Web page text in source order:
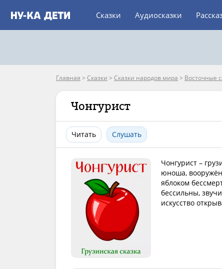
Сказки Аудиосказки
Главная > Сказки > Сказки народов мира > Восточные
Чонгурист
Читать Слушать
Чонгурист –
юноша,
яблоком
бессильны,
искусство